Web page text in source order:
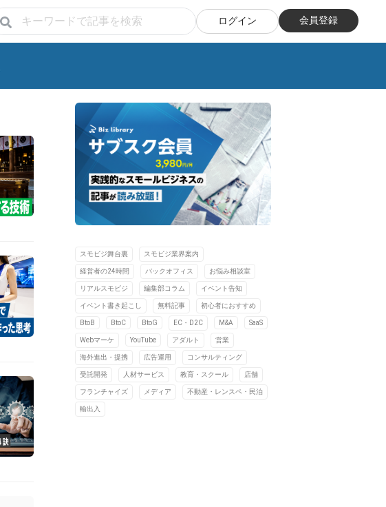
ログイン 会員登録
スモビジ舞台裏 スモビジ業界案内
経営者の24時間 バックオフィス お悩み相談室
リアルスモビジ 編集部コラム イベント告知
イベント書き起こし 無料記事 初心者におすすめ
BtoB BtoC BtoG EC・D2C M&A SaaS
Webマーケ YouTube アダルト 営業
海外進出・提携 広告運用 コンサルティング
受託開発 人材サービス 教育・スクール 店舗
フランチャイズ メディア 不動産・レンスペ・民泊
輸出入